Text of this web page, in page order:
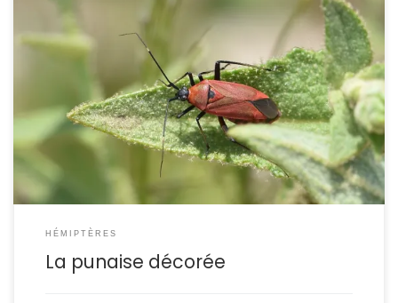
C’est un miridé de coloration variable, le plus souvent rouge et
noire. Il se plait sur les chardons et dans la partie la plus
méridionale de la France. Calocoris nemoralis Fabricius,1787
(syn. : Calocoris hispanicus) La miride variable POSITION
SYSTÉMATIQUE : Insecte, Hémiptère, Hétéroptère, Famille des
Miridae, sous-famille des Mirinae, tribu des Mirini […]
HÉMIPTÈRES
La punaise décorée